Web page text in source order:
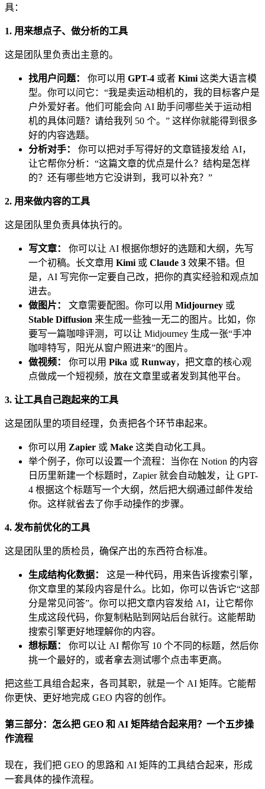
具：
1. 用来想点子、做分析的工具
这是团队里负责出主意的。
找用户问题： 你可以用 GPT-4 或者 Kimi 这类大语言模
型。你可以问它：“我是卖运动相机的，我的目标客户是
户外爱好者。他们可能会向 AI 助手问哪些关于运动相
机的具体问题？请给我列 50 个。” 这样你就能得到很多
好的内容选题。
分析对手：
你可以把对手写得好的文章链接发给 AI，
让它帮你分析：“这篇文章的优点是什么？结构是怎样
的？还有哪些地方它没讲到，我可以补充？”
2. 用来做内容的工具
这是团队里负责具体执行的。
写文章：
你可以让 AI 根据你想好的选题和大纲，先写
一个初稿。长文章用 Kimi 或 Claude 3 效果不错。但
是，AI 写完你一定要自己改，把你的真实经验和观点加
进去。
做图片：
文章需要配图。你可以用 Midjourney 或
Stable Diffusion 来生成一些独一无二的图片。比如，你
要写一篇咖啡评测，可以让 Midjourney 生成一张“手冲
咖啡特写，阳光从窗户照进来”的图片。
做视频：
你可以用 Pika 或 Runway，把文章的核心观
点做成一个短视频，放在文章里或者发到其他平台。
3. 让工具自己跑起来的工具
这是团队里的项目经理，负责把各个环节串起来。
你可以用 Zapier 或 Make 这类自动化工具。
举个例子，你可以设置一个流程：当你在 Notion 的内容
日历里新建一个标题时，Zapier 就会自动触发，让 GPT-
4 根据这个标题写一个大纲，然后把大纲通过邮件发给
你。这样就省去了你手动操作的步骤。
4. 发布前优化的工具
这是团队里的质检员，确保产出的东西符合标准。
生成结构化数据：
这是一种代码，用来告诉搜索引擎，
你文章里的某段内容是什么。比如，你可以告诉它“这部
分是常见问答”。你可以把文章内容发给 AI，让它帮你
生成这段代码，你复制粘贴到网站后台就行。这能帮助
搜索引擎更好地理解你的内容。
想标题：
你可以让 AI 帮你写 10 个不同的标题，然后你
挑一个最好的，或者拿去测试哪个点击率更高。
把这些工具组合起来，各司其职，就是一个 AI 矩阵。它能帮
你更快、更好地完成 GEO 内容的创作。
第三部分：怎么把 GEO 和 AI 矩阵结合起来用？一个五步操
作流程
现在，我们把 GEO 的思路和 AI 矩阵的工具结合起来，形成
一套具体的操作流程。